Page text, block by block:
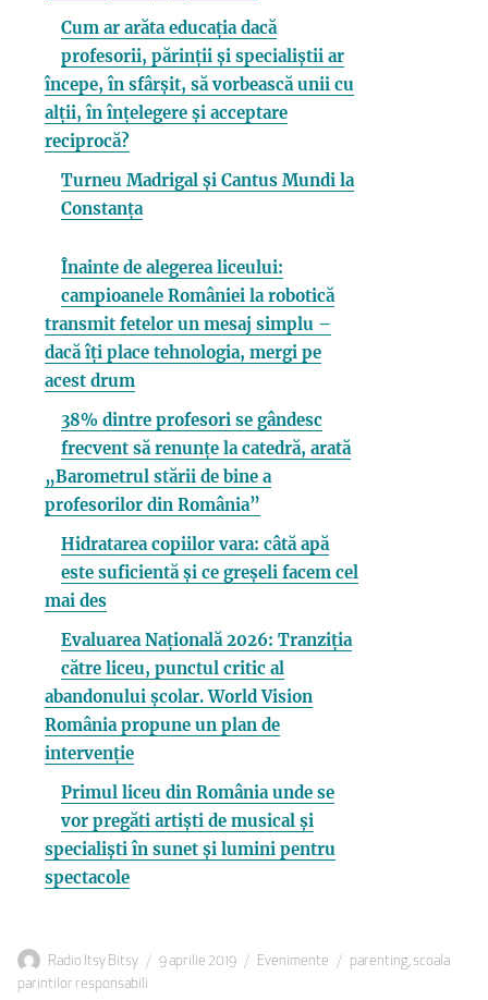
Cum ar arăta educația dacă
profesorii, părinții și specialiștii ar
începe, în sfârșit, să vorbească unii cu
alții, în înțelegere și acceptare
reciprocă?
Turneu Madrigal și Cantus Mundi la
Constanța
Înainte de alegerea liceului:
campioanele României la robotică
transmit fetelor un mesaj simplu –
dacă îți place tehnologia, mergi pe
acest drum
38% dintre profesori se gândesc
frecvent să renunțe la catedră, arată
„Barometrul stării de bine a
profesorilor din România”
Hidratarea copiilor vara: câtă apă
este suficientă și ce greșeli facem cel
mai des
Evaluarea Națională 2026: Tranziția
către liceu, punctul critic al
abandonului școlar. World Vision
România propune un plan de
intervenție
Primul liceu din România unde se
vor pregăti artiști de musical și
specialiști în sunet și lumini pentru
spectacole
Autor
Radio Itsy Bitsy
Publicat
9 aprilie 2019 Categorii
Evenimente Etichete
parenting, scoala
parintilor responsabili